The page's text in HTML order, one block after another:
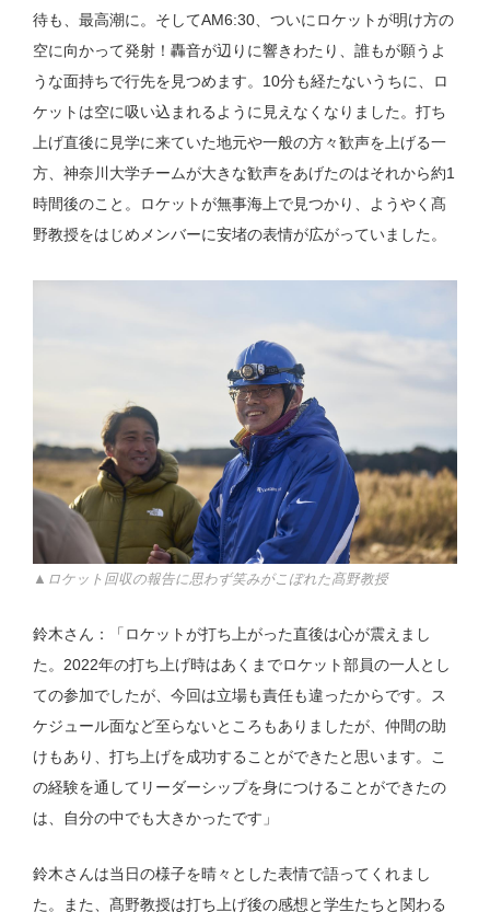
待も、最高潮に。そしてAM6:30、ついにロケットが明け方の
空に向かって発射！轟音が辺りに響きわたり、誰もが願うよ
うな面持ちで行先を見つめます。10分も経たないうちに、ロ
ケットは空に吸い込まれるように見えなくなりました。打ち
上げ直後に見学に来ていた地元や一般の方々歓声を上げる一
方、神奈川大学チームが大きな歓声をあげたのはそれから約1
時間後のこと。ロケットが無事海上で見つかり、ようやく髙
野教授をはじめメンバーに安堵の表情が広がっていました。
▲ロケット回収の報告に思わず笑みがこぼれた髙野教授
鈴木さん：「ロケットが打ち上がった直後は心が震えまし
た。2022年の打ち上げ時はあくまでロケット部員の一人とし
ての参加でしたが、今回は立場も責任も違ったからです。ス
ケジュール面など至らないところもありましたが、仲間の助
けもあり、打ち上げを成功することができたと思います。こ
の経験を通してリーダーシップを身につけることができたの
は、自分の中でも大きかったです」
鈴木さんは当日の様子を晴々とした表情で語ってくれまし
た。また、髙野教授は打ち上げ後の感想と学生たちと関わる